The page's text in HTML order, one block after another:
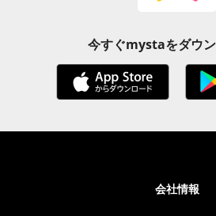
今すぐmystaをダウン
会社情報